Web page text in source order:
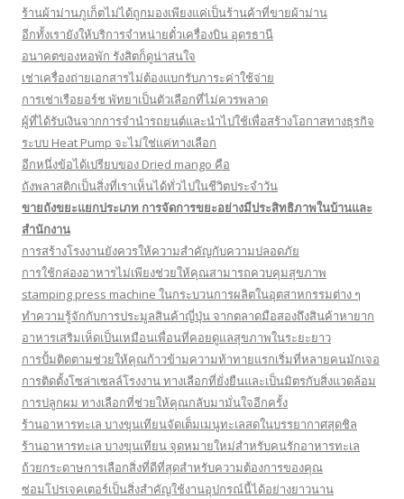
ร้านผ้าม่านภูเก็ตไม่ได้ถูกมองเพียงแค่เป็นร้านค้าที่ขายผ้าม่าน
อีกทั้งเรายังให้บริการจำหน่ายตั๋วเครื่องบิน อุดรธานี
อนาคตของหอพัก รังสิตก็ดูน่าสนใจ
เช่าเครื่องถ่ายเอกสารไม่ต้องแบกรับภาระค่าใช้จ่าย
การเช่าเรือยอร์ช พัทยาเป็นตัวเลือกที่ไม่ควรพลาด
ผู้ที่ได้รับเงินจากการจำนำรถยนต์และนำไปใช้เพื่อสร้างโอกาสทางธุรกิจ
ระบบ Heat Pump จะไม่ใช่แค่ทางเลือก
อีกหนึ่งข้อได้เปรียบของ Dried mango คือ
ถังพลาสติกเป็นสิ่งที่เราเห็นได้ทั่วไปในชีวิตประจำวัน
ขายถังขยะแยกประเภท การจัดการขยะอย่างมีประสิทธิภาพในบ้านและ
สำนักงาน
การสร้างโรงงานยังควรให้ความสำคัญกับความปลอดภัย
การใช้กล่องอาหารไม่เพียงช่วยให้คุณสามารถควบคุมสุขภาพ
stamping press machine ในกระบวนการผลิตในอุตสาหกรรมต่าง ๆ
ทำความรู้จักกับการประมูลสินค้าญี่ปุ่น จากตลาดมือสองถึงสินค้าหายาก
อาหารเสริมเห็ดเป็นเหมือนเพื่อนที่คอยดูแลสุขภาพในระยะยาว
การปั้มติดตามช่วยให้คุณก้าวข้ามความท้าทายแรกเริ่มที่หลายคนมักเจอ
การติดตั้งโซล่าเซลล์โรงงาน ทางเลือกที่ยั่งยืนและเป็นมิตรกับสิ่งแวดล้อม
การปลูกผม ทางเลือกที่ช่วยให้คุณกลับมามั่นใจอีกครั้ง
ร้านอาหารทะเล บางขุนเทียนจัดเต็มเมนูทะเลสดในบรรยากาศสุดชิล
ร้านอาหารทะเล บางขุนเทียน จุดหมายใหม่สำหรับคนรักอาหารทะเล
ถ้วยกระดาษการเลือกสิ่งที่ดีที่สุดสำหรับความต้องการของคุณ
ซ่อมโปรเจคเตอร์เป็นสิ่งสำคัญใช้งานอุปกรณ์นี้ได้อย่างยาวนาน